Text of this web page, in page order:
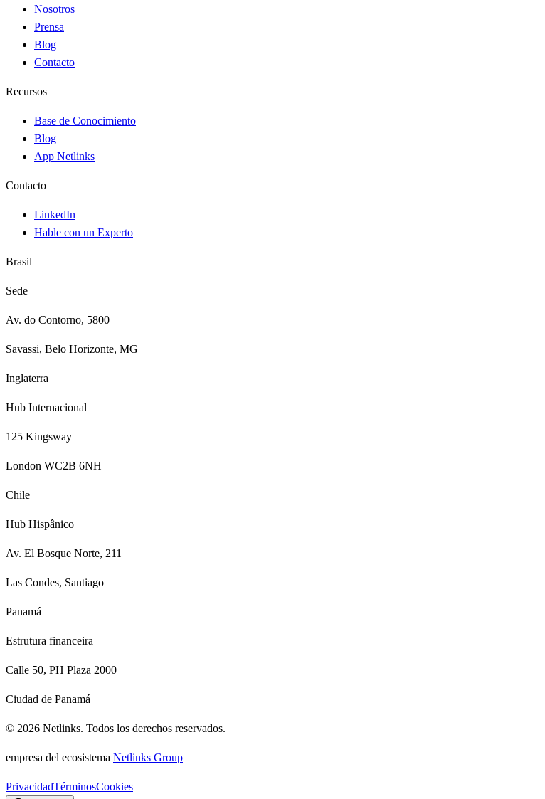
Nosotros
Prensa
Blog
Contacto
Recursos
Base de Conocimiento
Blog
App Netlinks
Contacto
LinkedIn
Hable con un Experto
Brasil
Sede
Av. do Contorno, 5800
Savassi, Belo Horizonte, MG
Inglaterra
Hub Internacional
125 Kingsway
London WC2B 6NH
Chile
Hub Hispânico
Av. El Bosque Norte, 211
Las Condes, Santiago
Panamá
Estrutura financeira
Calle 50, PH Plaza 2000
Ciudad de Panamá
© 2026 Netlinks. Todos los derechos reservados.
empresa del ecosistema Netlinks Group
PrivacidadTérminosCookies